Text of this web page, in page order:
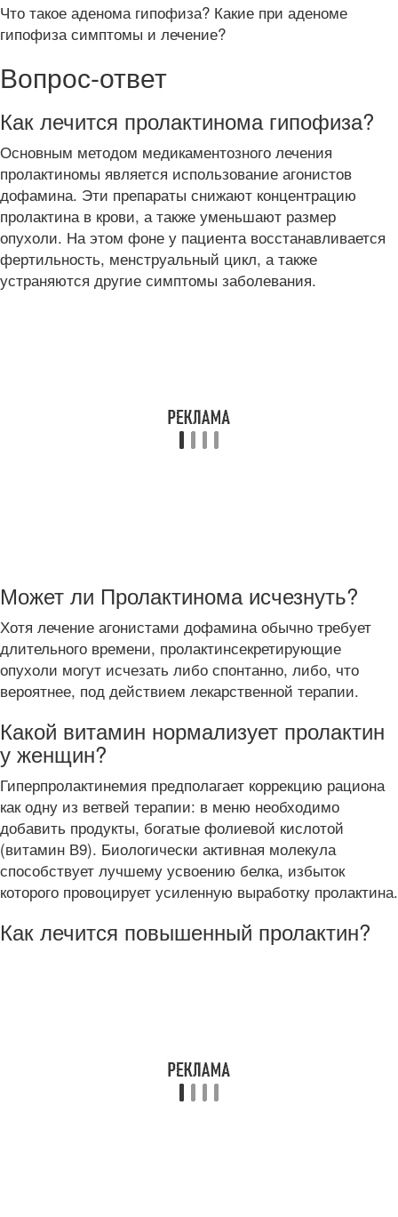
Что такое аденома гипофиза? Какие при аденоме
гипофиза симптомы и лечение?
Вопрос-ответ
Как лечится пролактинома гипофиза?
Основным методом медикаментозного лечения
пролактиномы является использование агонистов
дофамина. Эти препараты снижают концентрацию
пролактина в крови, а также уменьшают размер
опухоли. На этом фоне у пациента восстанавливается
фертильность, менструальный цикл, а также
устраняются другие симптомы заболевания.
Может ли Пролактинома исчезнуть?
Хотя лечение агонистами дофамина обычно требует
длительного времени, пролактинсекретирующие
опухоли могут исчезать либо спонтанно, либо, что
вероятнее, под действием лекарственной терапии.
Какой витамин нормализует пролактин
у женщин?
Гиперпролактинемия предполагает коррекцию рациона
как одну из ветвей терапии: в меню необходимо
добавить продукты, богатые фолиевой кислотой
(витамин В9). Биологически активная молекула
способствует лучшему усвоению белка, избыток
которого провоцирует усиленную выработку пролактина.
Как лечится повышенный пролактин?